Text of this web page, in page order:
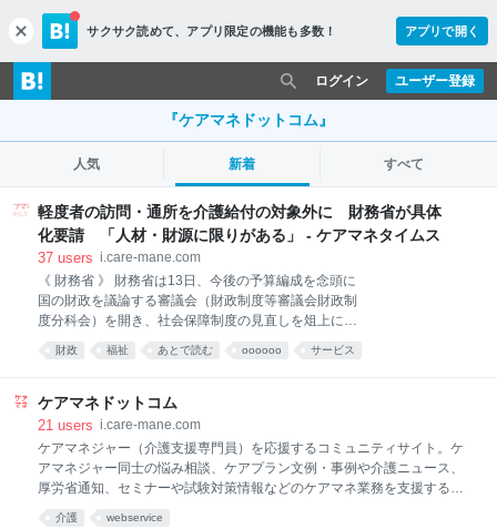
c
l
o
s
サクサク読めて、 アプリ限定の機能も多数！ アプリで開く
ユーザー登録
ログイン
『ケアマネドットコム』
人気 新着 すべて
軽度者の訪問・通所を介護給付の対象外に 財務省が具体
化要請 「人材・財源に限りがある」 - ケアマネタイムス
37 users i.care-mane.com
《 財務省 》 財務省は13日、今後の予算編成を念頭に
国の財政を議論する審議会（財政制度等審議会財政制
度分科会）を開き、社会保障制度の見直しを俎上に載
せた。【Joint編集部】 介護分野では、急速な高齢化に
伴い給付費や保険料負担が増大していく今後を見据
現役世代の減少が避けられないことも考慮し、制度の
持続性を確保するために「更なる改革が不可避」と強
調した。 具体策としては、介護給付の範囲の縮小をあ
げた。 要介護1、2の高齢者への訪問介護と通所介護に
ついて、市町村がそれぞれ運営する事業（地域支援事
がある」とし、より専門的なサービスが必要な重度の
財政 福祉 あとで読む oooooo サービス
ケアマネドットコム
21 users i.care-mane.com
ケアマネジャー（介護支援専門員）を応援するコミュニティサイト。ケ
アマネジャー同士の悩み相談、ケアプラン文例・事例や介護ニュース、
厚労省通知、セミナーや試験対策情報などのケアマネ業務を支援する情
報を提供
介護 webservice